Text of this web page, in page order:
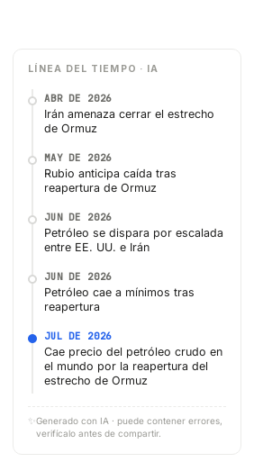
LÍNEA DEL TIEMPO · IA
ABR DE 2026
Irán amenaza cerrar el estrecho
de Ormuz
MAY DE 2026
Rubio anticipa caída tras
reapertura de Ormuz
JUN DE 2026
Petróleo se dispara por escalada
entre EE. UU. e Irán
JUN DE 2026
Petróleo cae a mínimos tras
reapertura
JUL DE 2026
Cae precio del petróleo crudo en
el mundo por la reapertura del
estrecho de Ormuz
✨ Generado con IA · puede contener errores,
verifícalo antes de compartir.